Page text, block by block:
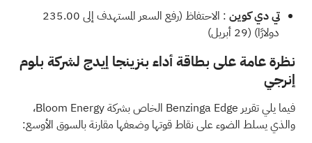
تي دي كوين
: الاحتفاظ (رفع السعر المستهدف إلى 235.00
دولارًا) (29 أبريل)
نظرة عامة على بطاقة أداء بنزينجا إيدج لشركة بلوم
إنرجي
فيما يليتقرير Benzinga Edge
الخاص بشركة Bloom Energy،
والذي يسلط الضوء على نقاط قوتها وضعفها مقارنة بالسوق الأوسع: